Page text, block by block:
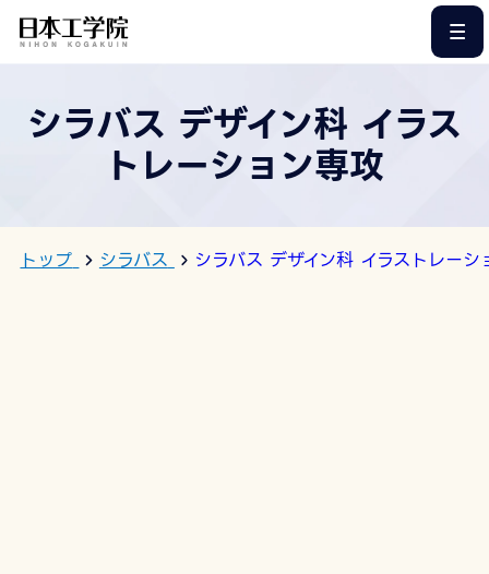
シラバス デザイン科 イラス
トレーション専攻
トップ シラバス シラバス デザイン科 イラストレーシ